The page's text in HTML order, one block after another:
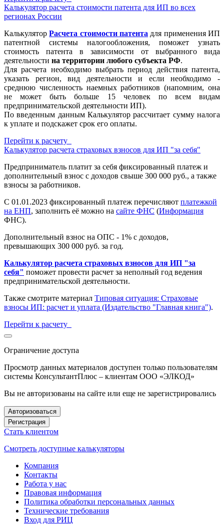
Калькулятор расчета стоимости патента для ИП во всех
регионах России
КалькуляторРасчета стоимости патента для применения ИП
патентной системы налогообложения, поможет узнать
стоимость патента в зависимости от выбранного вида
деятельности на территории любого субъекта РФ.
Для расчета необходимо выбрать период действия патента,
указать регион, вид деятельности и если необходимо -
среднюю численность наемных работников (напомним, она
не может быть больше 15 человек по всем видам
предпринимательской деятельности ИП).
По введенным данным Калькулятор рассчитает сумму налога
к уплате и подскажет срок его оплаты.
Перейти к расчету
Калькулятор расчета страховых взносов для ИП "за себя"
Предприниматель платит за себя фиксированный платеж и
дополнительный взнос с доходов свыше 300 000 руб., а также
взносы за работников.
С 01.01.2023 фиксированный платеж перечисляют платежкой
на ЕНП, заполнить её можно на сайте ФНС (Информация
ФНС).
Дополнительный взнос на ОПС - 1% с доходов,
превышающих 300 000 руб. за год.
Калькулятор расчета страховых взносов для ИП "за
себя" поможет провести расчет за неполный год ведения
предпринимательской деятельности.
Также смотрите материал Типовая ситуация: Страховые
взносы ИП: расчет и уплата (Издательство "Главная книга").
Перейти к расчету
Ограничение доступа
Просмотр данных материалов доступен только пользователям
системы КонсультантПлюс – клиентам ООО «ЭЛКОД»
Вы не авторизованы на сайте или еще не зарегистрировались
Авторизоваться
Регистрация
Стать клиентом
Смотреть доступные калькуляторы
Компания
Контакты
Работа у нас
Правовая информация
Политика обработки персональных данных
Технические требования
Вход для РИЦ